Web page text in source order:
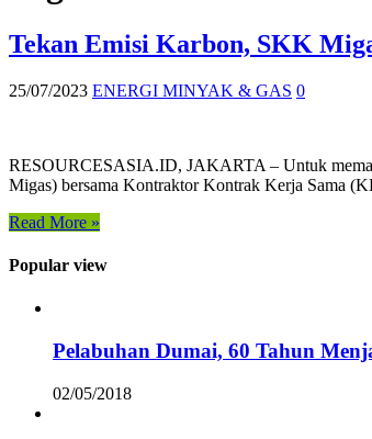
Tekan Emisi Karbon, SKK
25/07/2023 ENERGI MINYAK & GAS 0
RESOURCESASIA.ID, JAKARTA – Untuk
Migas) bersama Kontraktor Kontrak Kerja Sama
Read More »
Popular view
Pelabuhan Dumai, 60 Tahun
02/05/2018